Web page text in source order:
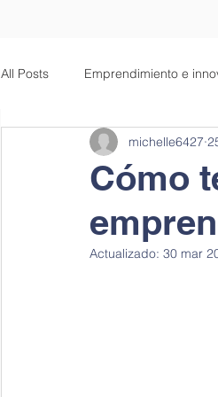
All Posts Emprendimiento e
Empresas familiares
Cómo
michelle6427
Actualizado: 30 mar